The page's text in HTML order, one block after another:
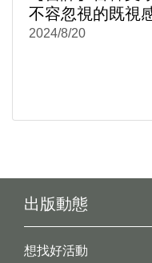
不容忽視的既視
台韓文學與文化
2024/8/20
出版動態
想找好活動